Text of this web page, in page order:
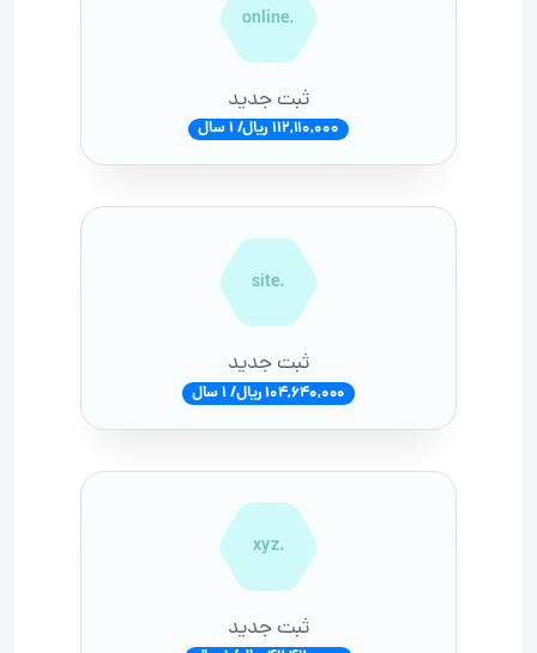
.online
ثبت جدید
112,110,000 ریال/ 1 سال
.site
ثبت جدید
104,640,000 ریال/ 1 سال
.xyz
ثبت جدید